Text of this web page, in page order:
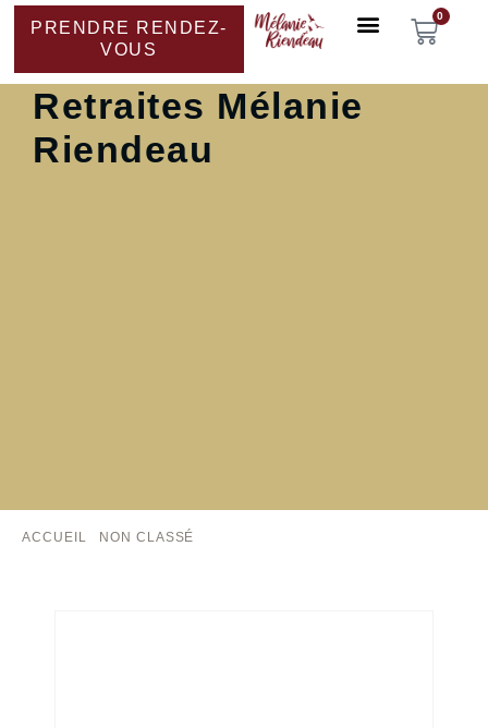
PRENDRE RENDEZ-
VOUS
0
Retraites Mélanie
Riendeau
ACCUEIL NON CLASSÉ